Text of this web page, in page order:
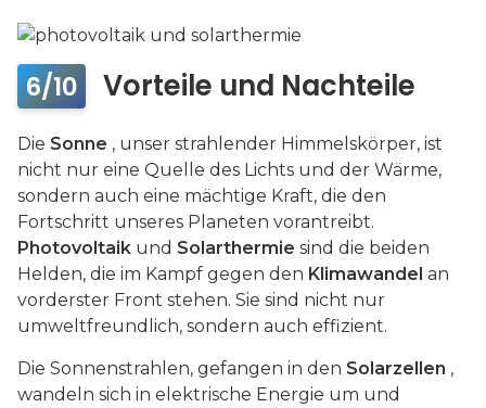
6/10 Vorteile und Nachteile
Die Sonne , unser strahlender Himmelskörper, ist
nicht nur eine Quelle des Lichts und der Wärme,
sondern auch eine mächtige Kraft, die den
Fortschritt unseres Planeten vorantreibt.
Photovoltaik und Solarthermie sind die beiden
Helden, die im Kampf gegen den Klimawandel an
vorderster Front stehen. Sie sind nicht nur
umweltfreundlich, sondern auch effizient.
Die Sonnenstrahlen, gefangen in den Solarzellen ,
wandeln sich in elektrische Energie um und